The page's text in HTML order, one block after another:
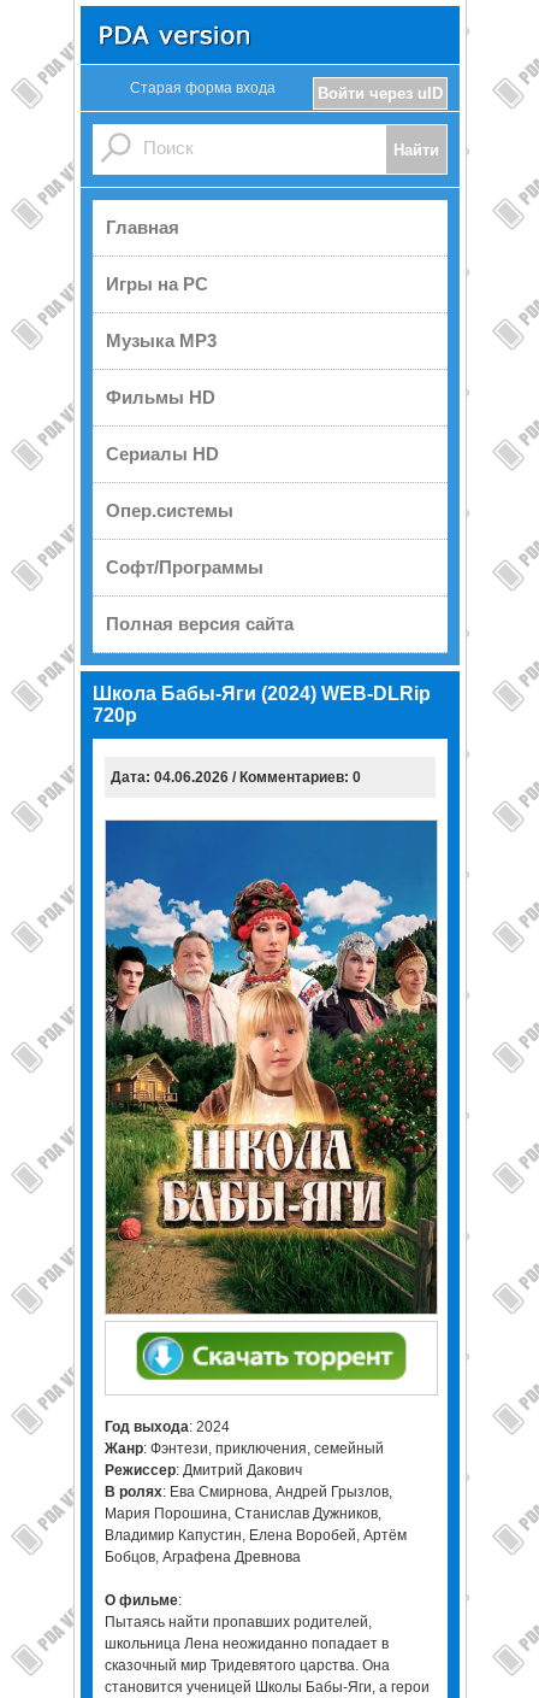
Войти через uID
Старая форма входа
Главная
Игры на PC
Музыка MP3
Фильмы HD
Сериалы HD
Опер.системы
Софт/Программы
Полная версия сайта
Школа Бабы-Яги (2024) WEB-DLRip
720p
Дата: 04.06.2026 / Комментариев: 0
Год выхода: 2024
Жанр: Фэнтези, приключения, семейный
Режиссер: Дмитрий Дакович
В ролях: Ева Смирнова, Андрей Грызлов,
Мария Порошина, Станислав Дужников,
Владимир Капустин, Елена Воробей, Артём
Бобцов, Аграфена Древнова
О фильме:
Пытаясь найти пропавших родителей,
школьница Лена неожиданно попадает в
сказочный мир Тридевятого царства. Она
становится ученицей Школы Бабы-Яги, а герои